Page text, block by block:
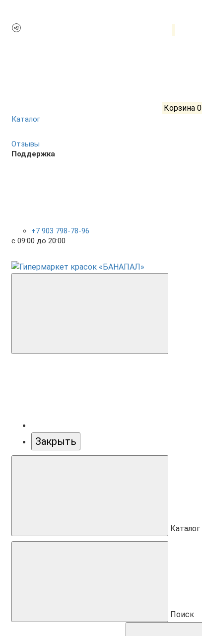
Корзина 0
Каталог
Отзывы
Поддержка
+7 903 798-78-96
с 09:00 до 20:00
Закрыть
Каталог
Поиск